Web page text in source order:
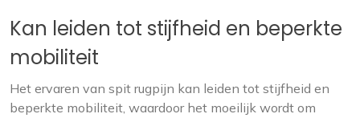
Kan leiden tot stijfheid en beperkte
mobiliteit
Het ervaren van spit rugpijn kan leiden tot stijfheid en
beperkte mobiliteit, waardoor het moeilijk wordt om